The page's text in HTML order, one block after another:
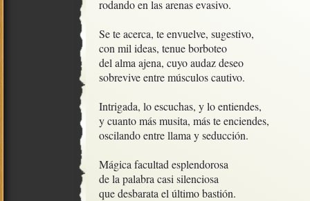
rodando en las arenas evasivo.
Se te acerca, te envuelve, sugestivo,
con mil ideas, tenue borboteo
del alma ajena, cuyo audaz deseo
sobrevive entre músculos cautivo.
Intrigada, lo escuchas, y lo entiendes,
y cuanto más musita, más te enciendes,
oscilando entre llama y seducción.
Mágica facultad esplendorosa
de la palabra casi silenciosa
que desbarata el último bastión.